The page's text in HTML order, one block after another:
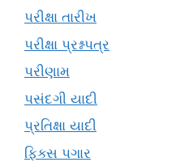
પરીક્ષા તારીખ
પરીક્ષા પ્રશ્નપત્ર
પરીણામ
પસંદગી યાદી
પ્રતિક્ષા યાદી
ફિક્સ પગાર